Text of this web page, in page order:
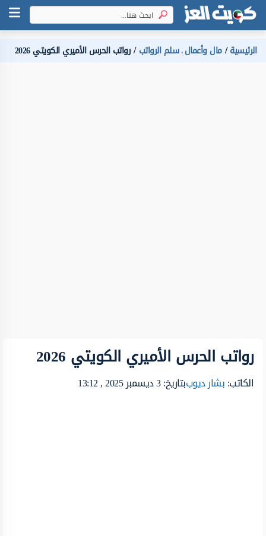
الرئيسية مال وأعمال،سلم الرواتب رواتب الحرس الأميري الكويتي 2026
رواتب الحرس الأميري الكويتي 2026
الكاتب:بشار ديوببتاريخ: 3 ديسمبر 2025 , 13:12